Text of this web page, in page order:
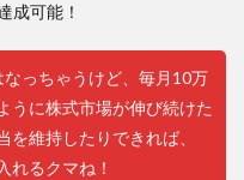
成可能！
っちゃうけど、毎月10万
うに株式市場が伸び続けた
を維持したりできれば、
れるクマね！